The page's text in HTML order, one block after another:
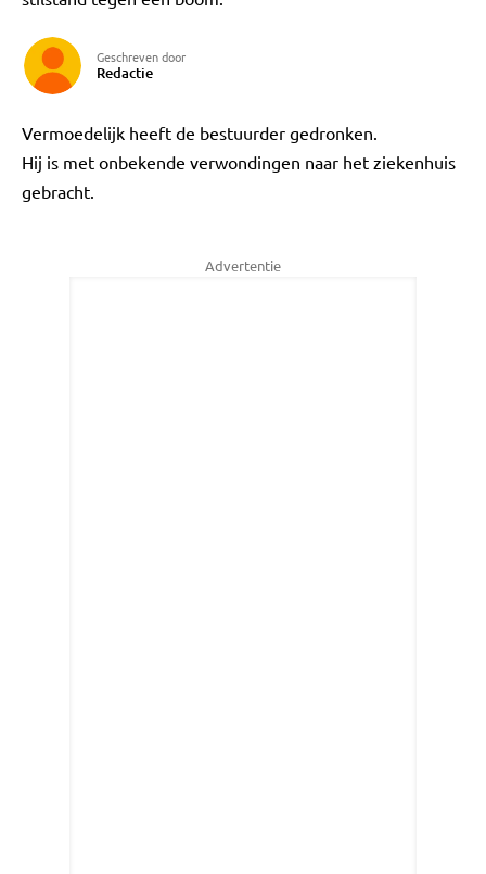
Geschreven door
Redactie
Vermoedelijk heeft de bestuurder gedronken.
Hij is met onbekende verwondingen naar het ziekenhuis
gebracht.
Advertentie